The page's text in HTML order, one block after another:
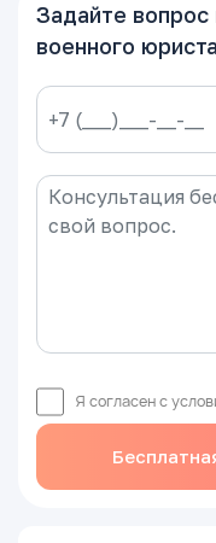
Задайте вопрос
военного юриста
Я согласен с